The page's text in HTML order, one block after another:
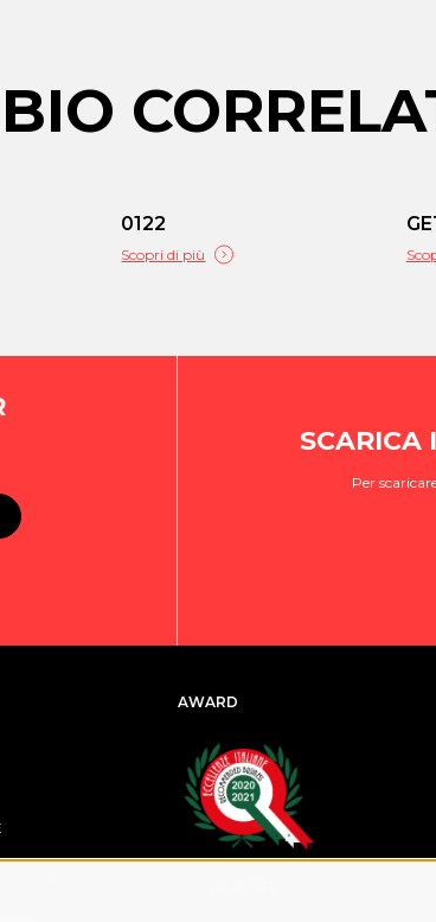
0122
Scopri di più
SCARICA
Per
AWARD